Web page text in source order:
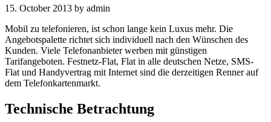
15. October 2013 by admin
Mobil zu telefonieren, ist schon lange kein Luxus mehr. Die
Angebotspalette richtet sich individuell nach den Wünschen des
Kunden. Viele Telefonanbieter werben mit günstigen
Tarifangeboten. Festnetz-Flat, Flat in alle deutschen Netze, SMS-
Flat und Handyvertrag mit Internet sind die derzeitigen Renner auf
dem Telefonkartenmarkt.
Technische Betrachtung